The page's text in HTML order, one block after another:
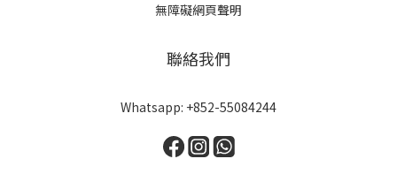
無障礙網頁聲明
聯絡我們
Whatsapp: +852-55084244